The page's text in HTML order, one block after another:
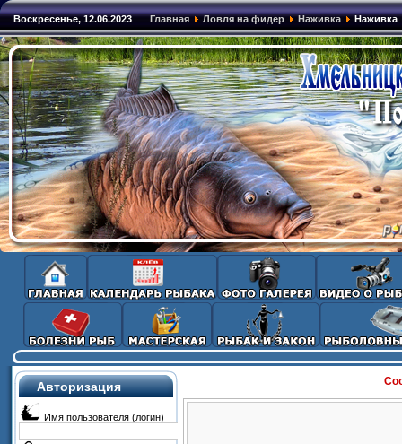
Воскресенье, 12.06.2023 Главная Ловля на фидер Наживка Наживка
Авторизация
Имя пользователя (логин)